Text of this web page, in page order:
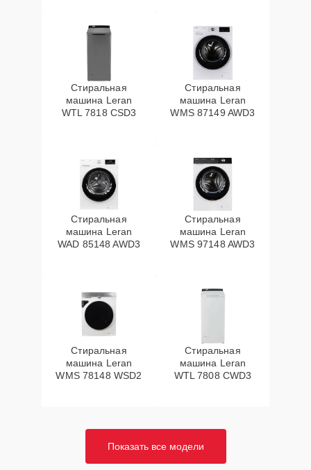
Стиральная
машина Leran
WTL 7818 CSD3
Стиральная
машина Leran
WMS 87149 AWD3
Стиральная
машина Leran
WAD 85148 AWD3
Стиральная
машина Leran
WMS 97148 AWD3
Стиральная
машина Leran
WMS 78148 WSD2
Стиральная
машина Leran
WTL 7808 CWD3
Показать все модели